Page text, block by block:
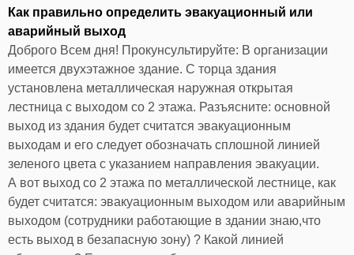
Как правильно определить эвакуационный или
аварийный выход
Доброго Всем дня! Прокунсультируйте: В организации
имеется двухэтажное здание. С торца здания
установлена металлическая наружная открытая
лестница с выходом со 2 этажа. Разъясните: основной
выход из здания будет считатся эвакуационным
выходам и его следует обозначать сплошной линией
зеленого цвета с указанием направления эвакуации.
А вот выход со 2 этажа по металлической лестнице, как
будет считатся: эвакуационным выходом или аварийным
выходом (сотрудники работающие в здании знаю,что
есть выход в безапасную зону) ? Какой линией